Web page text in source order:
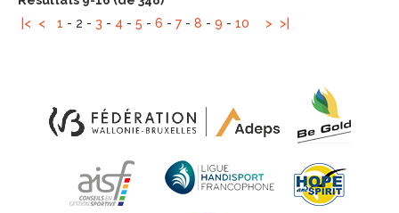
|<
< 1 - 2 - 3 - 4 - 5 - 6 - 7 - 8 - 9 - 10 > >|